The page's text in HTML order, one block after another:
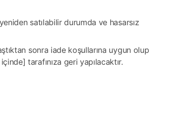
satılabilir durumda ve hasarsız
sonra iade koşullarına uygun olup
tarafınıza geri yapılacaktır.